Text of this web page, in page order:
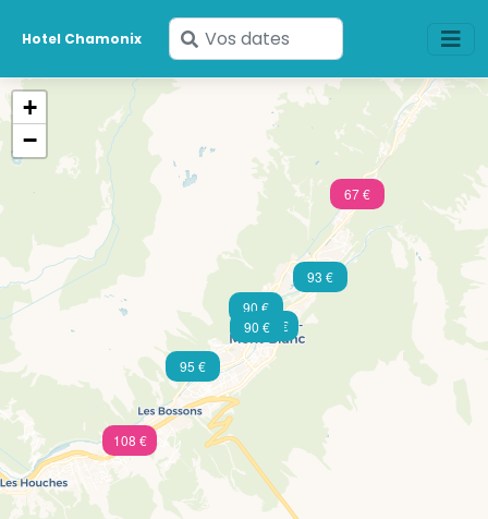
Hotel Chamonix
Saisissez
vos
67 €
108 €
90 €
90 €
93 €
95 €
122 €
+
−